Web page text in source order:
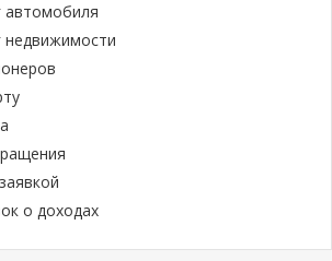
автомобиля
недвижимости
о доходах